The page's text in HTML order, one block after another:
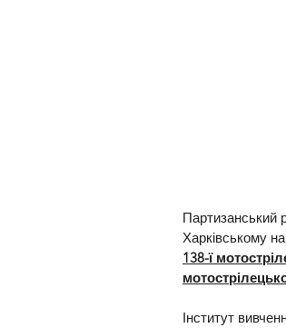
Партизанський
Харківському
138-ї
Інститут